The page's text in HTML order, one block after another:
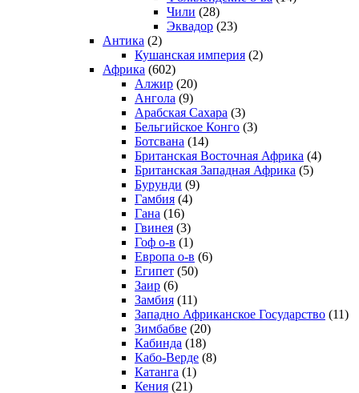
Чили (28)
Эквадор (23)
Антика (2)
Кушанская империя (2)
Африка (602)
Алжир (20)
Ангола (9)
Арабская Сахара (3)
Бельгийское Конго (3)
Ботсвана (14)
Британская Восточная Африка (4)
Британская Западная Африка (5)
Бурунди (9)
Гамбия (4)
Гана (16)
Гвинея (3)
Гоф о-в (1)
Европа о-в (6)
Египет (50)
Заир (6)
Замбия (11)
Западно Африканское Государство (11)
Зимбабве (20)
Кабинда (18)
Кабо-Верде (8)
Катанга (1)
Кения (21)